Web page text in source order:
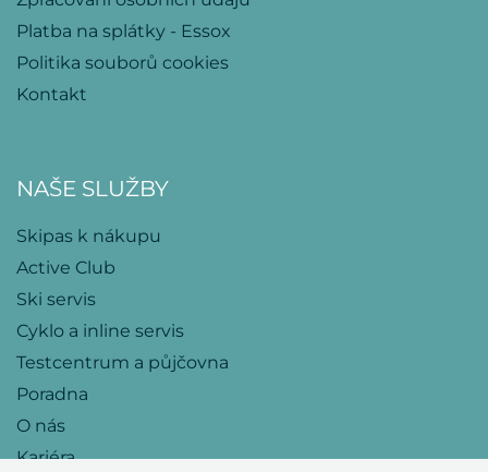
Platba na splátky - Essox
Politika souborů cookies
Kontakt
NAŠE SLUŽBY
Skipas k nákupu
Active Club
Ski servis
Cyklo a inline servis
Testcentrum a půjčovna
Poradna
O nás
Kariéra